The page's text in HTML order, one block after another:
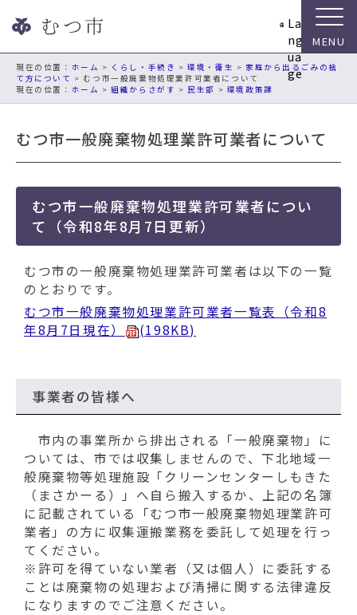
ビ
ョ
La
ng
ua
ge
現在の位置： ホーム > くらし・手続き >環境・衛生 > 家庭から出るごみの捨
て方について > むつ市一般廃棄物処理業許可業者について
ホーム >組織からさがす > 民生部 > 環境政策課
むつ市一般廃棄物処理業許可業者について
むつ市一般廃棄物処理業許可業者につい
て（令和8年8月7日更新）
むつ市の一般廃棄物処理業許可業者は以下の一覧
のとおりです。
むつ市一般廃棄物処理業許可業者一覧表（令和8
年8月7日現在）
(198KB)
事業者の皆様へ
市内の事業所から排出される「一般廃棄物」に
ついては、市では収集しませんので、下北地域一
般廃棄物等処理施設「クリーンセンターしもきた
（まさかーる）」へ自ら搬入するか、上記の名簿
に記載されている「むつ市一般廃棄物処理業許可
業者」の方に収集運搬業務を委託して処理を行っ
てください。
※許可を得ていない業者（又は個人）に委託する
ことは廃棄物の処理および清掃に関する法律違反
になりますのでご注意ください。